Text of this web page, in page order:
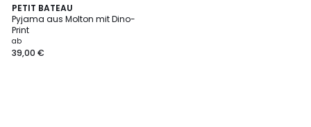
PETIT BATEAU
Pyjama aus Molton mit Dino-
Print
ab
39,00 €